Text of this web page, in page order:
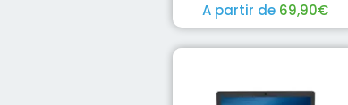
A partir de 69,90€